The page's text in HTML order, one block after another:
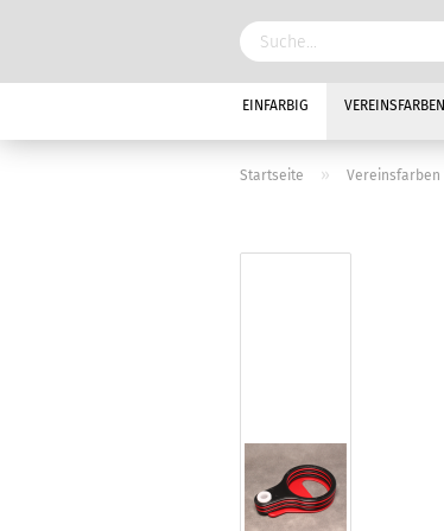
EINFARBIG VEREINSFARBEN
Startseite » Vereinsfarben